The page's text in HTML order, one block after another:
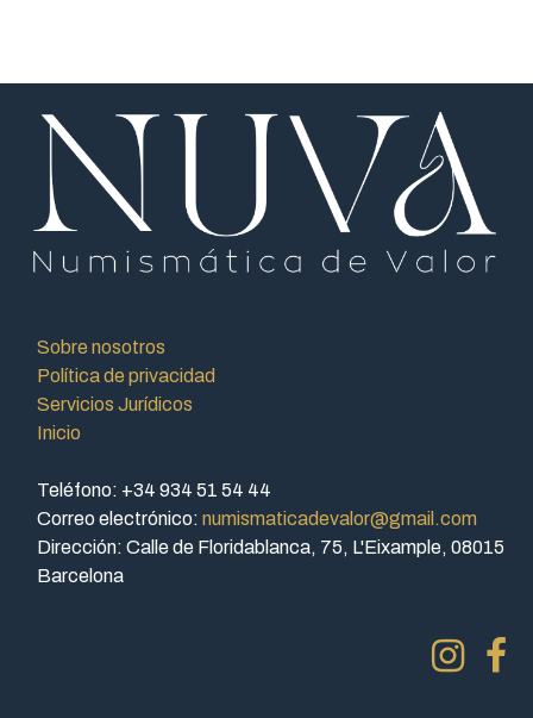
Sobre nosotros
Política de privacidad
Servicios Jurídicos
Inicio
Teléfono: +34 934 51 54 44
Correo electrónico: numismaticadevalor@gmail.com
Dirección: Calle de Floridablanca, 75, L'Eixample, 08015
Barcelona